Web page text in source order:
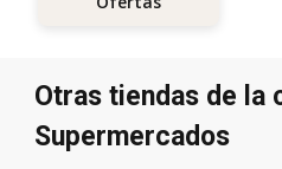
Otras tiendas de la
Supermercados